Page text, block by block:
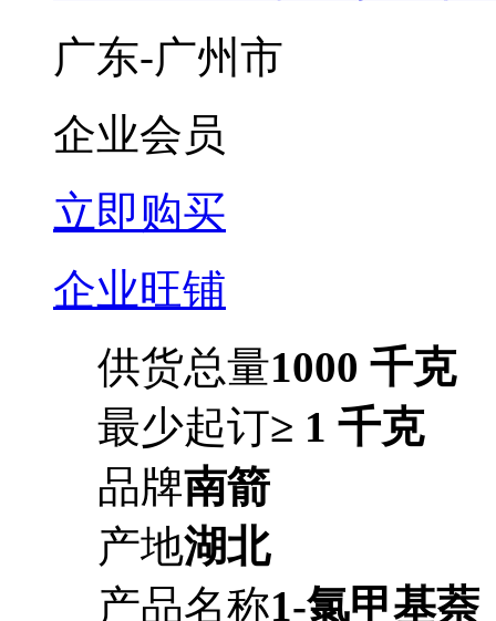
广东-广州市
企业会员
立即购买
企业旺铺
供货总量1000 千克
最少起订≥ 1 千克
品牌南箭
产地湖北
产品名称1-氯甲基萘